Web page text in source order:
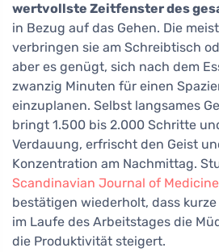
wertvollste Zeitfenster des
in Bezug auf das Gehen. Die
verbringen sie am Schreibtisch
aber es genügt, sich nach dem
zwanzig Minuten für einen
einzuplanen. Selbst langsames
bringt 1.500 bis 2.000 Schritte
Verdauung, erfrischt den Geist
Konzentration am Nachmittag.
Scandinavian Journal of
bestätigen wiederholt, dass
im Laufe des Arbeitstages die
die Produktivität steigert.